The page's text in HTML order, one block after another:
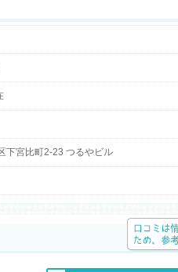
宮比町2-23 つるやビル